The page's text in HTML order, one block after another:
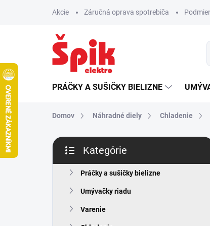
Akcie Záručná oprava spotrebiča
PRÁČKY A SUŠIČKY BIELIZNE
Domov Náhradné diely Chladenie
B
č
kategórie
Kategórie
Práčky a sušičky bielizne
Umývačky riadu
Varenie